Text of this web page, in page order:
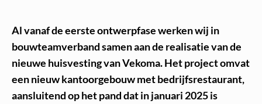
Al vanaf de eerste ontwerpfase werken wij in
bouwteamverband samen aan de realisatie van de
nieuwe huisvesting van Vekoma. Het project omvat
een nieuw kantoorgebouw met bedrijfsrestaurant,
aansluitend op het pand dat in januari 2025 is